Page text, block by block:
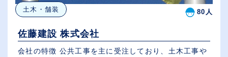
土木・舗装 80人
佐藤建設 株式会社
会社の特徴 公共工事を主に受注しており、土木工事や